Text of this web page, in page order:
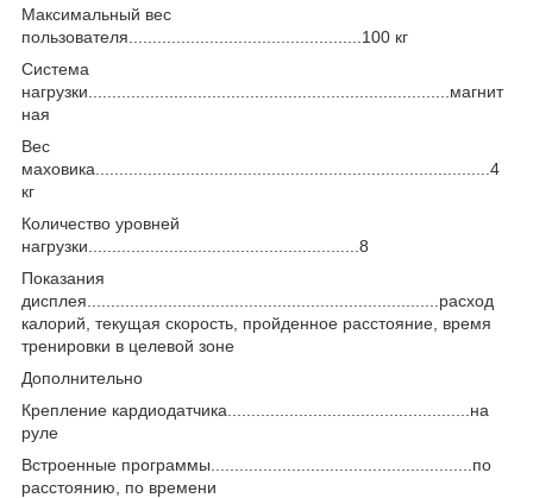
Максимальный вес
пользователя.................................................100 кг
Система
нагрузки............................................................................магнит
ная
Вес
маховика...................................................................................4
кг
Количество уровней
нагрузки.........................................................8
Показания
дисплея..........................................................................расход
калорий, текущая скорость, пройденное расстояние, время
тренировки в целевой зоне
Дополнительно
Крепление кардиодатчика...................................................на
руле
Встроенные программы.......................................................по
расстоянию, по времени